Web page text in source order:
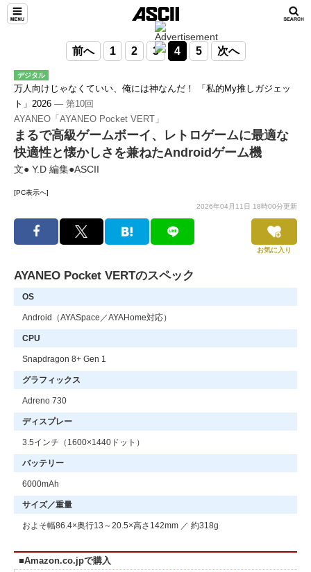
前へ 1 2 3 4 5 次へ
デジタル
万人向けじゃなくていい、俺には神なんだ！ 「私的My推しガジェッ
ト」2026 ― 第10回
AYANEO「AYANEO Pocket VERT」
まるで高級ゲームボーイ、レトロゲームに最適な
快適性と懐かしさを兼ねたAndroidゲーム機
文● Y.D 編集●ASCII
[PC表示へ]
2026年04月11日 18時00分更新
お気に入り
AYANEO Pocket VERTのスペック
OS
Android（AYASpace／AYAHome対応）
CPU
Snapdragon 8+ Gen 1
グラフィックス
Adreno 730
ディスプレー
3.5インチ（1600×1440ドット）
バッテリー
6000mAh
サイズ／重量
およそ幅86.4×奥行13～20.5×高さ142mm ／ 約318g
■Amazon.co.jpで購入